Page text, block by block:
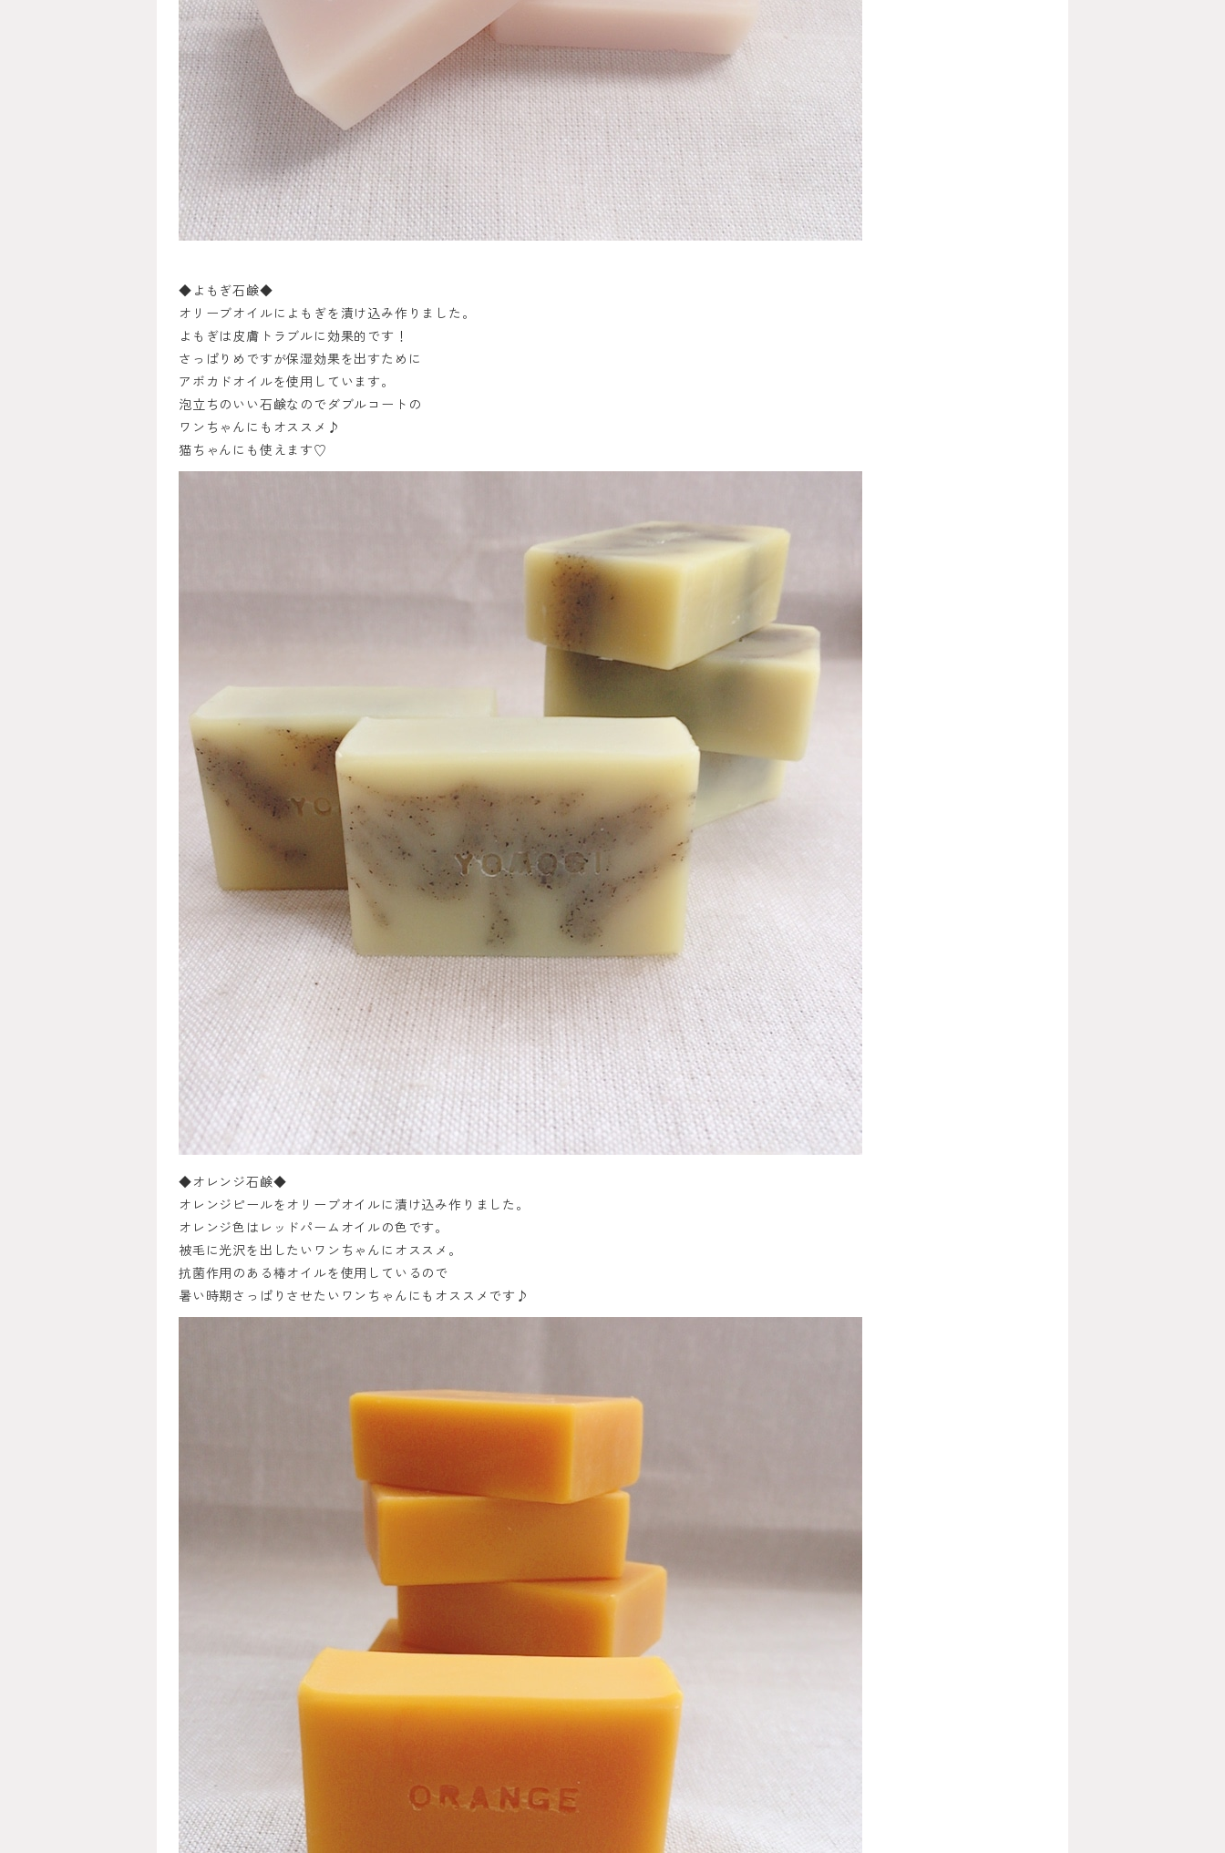
◆よもぎ石鹸◆
オリーブオイルによもぎを漬け込み作りました。
よもぎは皮膚トラブルに効果的です！
さっぱりめですが保湿効果を出すために
アボカドオイルを使用しています。
泡立ちのいい石鹸なのでダブルコートの
ワンちゃんにもオススメ♪
猫ちゃんにも使えます♡
◆オレンジ石鹸◆
オレンジピールをオリーブオイルに漬け込み作りました。
オレンジ色はレッドパームオイルの色です。
被毛に光沢を出したいワンちゃんにオススメ。
抗菌作用のある椿オイルを使用しているので
暑い時期さっぱりさせたいワンちゃんにもオススメです♪